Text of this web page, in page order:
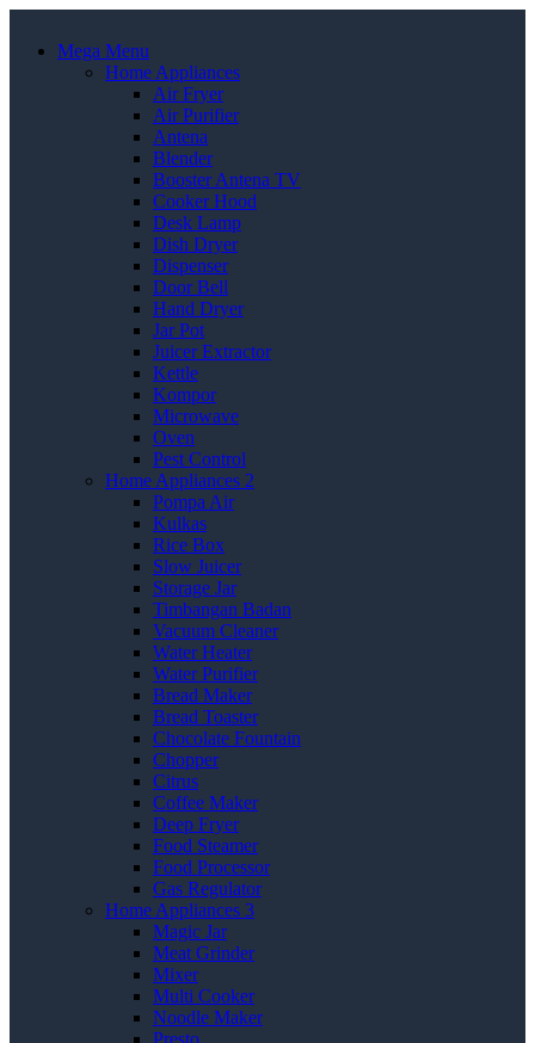
Mega Menu
Home Appliances
Air Fryer
Air Purifier
Antena
Blender
Booster Antena TV
Cooker Hood
Desk Lamp
Dish Dryer
Dispenser
Door Bell
Hand Dryer
Jar Pot
Juicer Extractor
Kettle
Kompor
Microwave
Oven
Pest Control
Home Appliances 2
Pompa Air
Kulkas
Rice Box
Slow Juicer
Storage Jar
Timbangan Badan
Vacuum Cleaner
Water Heater
Water Purifier
Bread Maker
Bread Toaster
Chocolate Fountain
Chopper
Citrus
Coffee Maker
Deep Fryer
Food Steamer
Food Processor
Gas Regulator
Home Appliances 3
Magic Jar
Meat Grinder
Mixer
Multi Cooker
Noodle Maker
Presto